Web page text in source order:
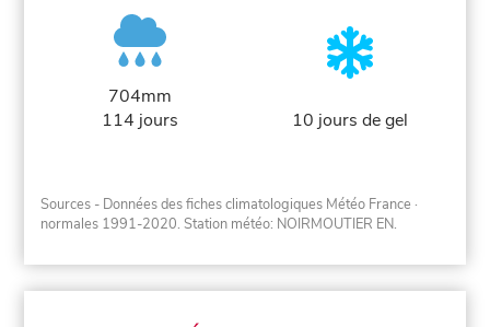
704mm
114 jours
10 jours de gel
Sources - Données des fiches climatologiques Météo France ·
normales 1991-2020. Station météo: NOIRMOUTIER EN.